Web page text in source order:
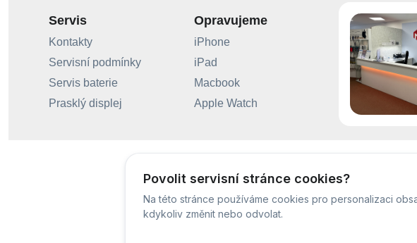
Povolit servisní stránce cookies?
Na této stránce používáme cookies pro personalizaci
kdykoliv změnit nebo odvolat.
Servis
Kontakty
Servisní podmínky
Servis baterie
Prasklý displej
Opravujeme
iPhone
iPad
Macbook
Apple Watch